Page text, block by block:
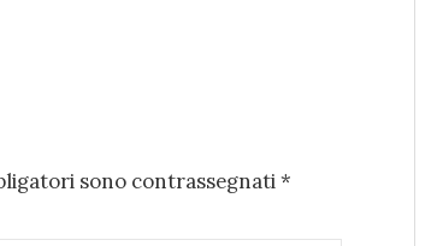
sono contrassegnati*